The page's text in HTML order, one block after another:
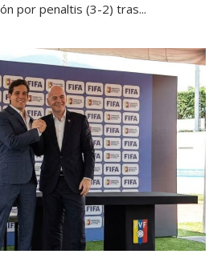
por penaltis (3-2) tras...